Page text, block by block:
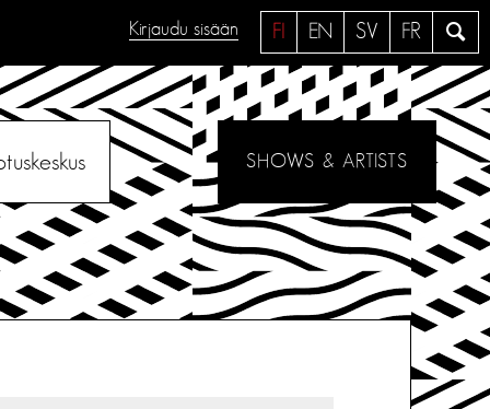
a
e
FI EN SV FR
Kirjaudu sisään
SHOWS & ARTISTS